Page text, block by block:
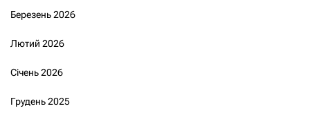
Березень 2026
Лютий 2026
Січень 2026
Грудень 2025